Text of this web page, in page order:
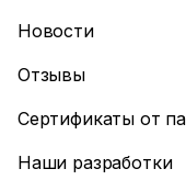
Новости
Отзывы
Сертификаты от
Наши разработки